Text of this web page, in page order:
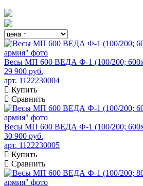
Весы МП 600 ВЕДА Ф-1 (100/200;
29 900 руб.
арт. 1122230004
Купить
Сравнить
Весы МП 600 ВЕДА Ф-1 (100/200;
30 900 руб.
арт. 1122230005
Купить
Сравнить